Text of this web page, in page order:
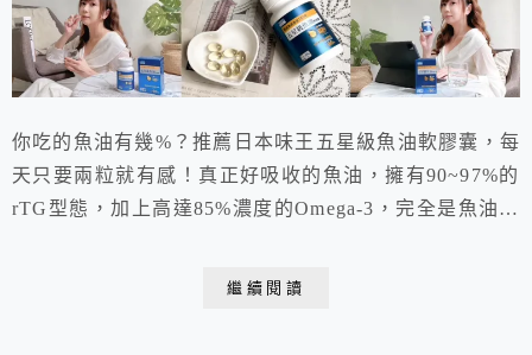
你吃的魚油有幾%？推薦日本味王五星級魚油軟膠囊，每
天只要兩粒就有感！真正好吸收的魚油，擁有90~97%的
rTG型態，加上高達85%濃度的Omega-3，完全是魚油界
真空冽萃蒸餾技術，不但保留了更完整的營養價值，也沒
繼續閱讀